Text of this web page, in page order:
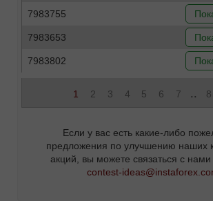
7983755
7983653
7983802
1 2 3 4 5 6 7 ..
Если у вас есть какие-либо
предложения по улучшению наших
акций, вы можете связаться с
contest-